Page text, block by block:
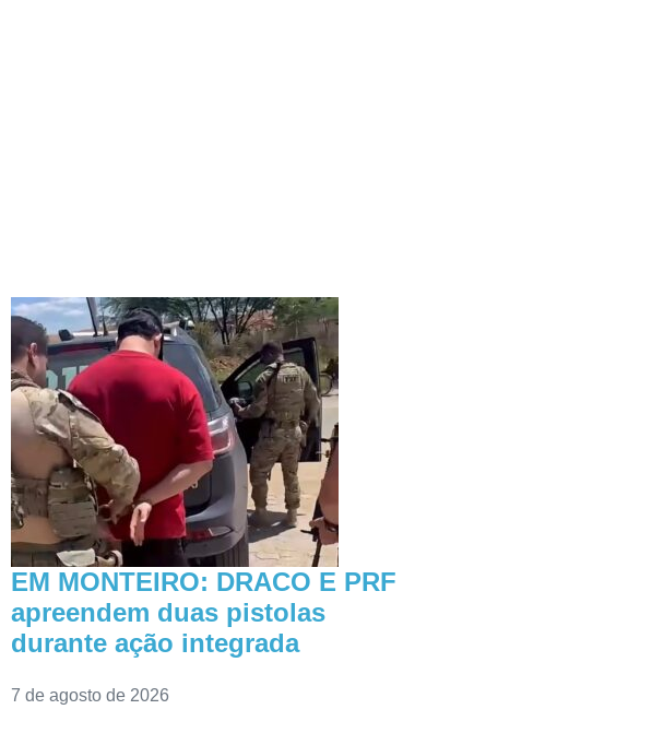
EM MONTEIRO: DRACO E PRF
apreendem duas pistolas
durante ação integrada
7 de agosto de 2026